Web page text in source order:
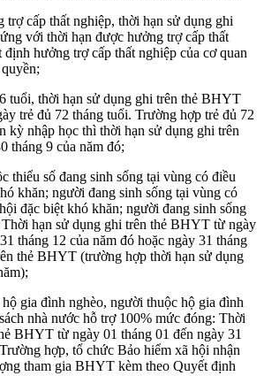
cấp thất nghiệp, thời hạn sử dụng ghi
với thời hạn được hưởng trợ cấp thất
hưởng trợ cấp thất nghiệp của cơ quan
tuổi, thời hạn sử dụng ghi trên thẻ BHYT
trẻ đủ 72 tháng tuổi. Trường hợp trẻ đủ 72
kỳ nhập học thì thời hạn sử dụng ghi trên
tháng 9 của năm đó;
thiểu số đang sinh sống tại vùng có điều
khăn; người đang sinh sống tại vùng có
đặc biệt khó khăn; người đang sinh sống
Thời hạn sử dụng ghi trên thẻ BHYT từ ngày
tháng 12 của năm đó hoặc ngày 31 tháng
thẻ BHYT (trường hợp thời hạn sử dụng
gia đình nghèo, người thuộc hộ gia đình
nhà nước hỗ trợ 100% mức đóng: Thời
BHYT từ ngày 01 tháng 01 đến ngày 31
hợp, tổ chức Bảo hiểm xã hội nhận
tham gia BHYT kèm theo Quyết định